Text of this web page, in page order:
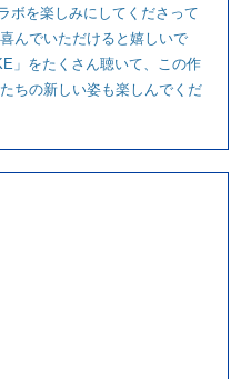
ボを楽しみにしてくださって
んでいただけると嬉しいで
」をたくさん聴いて、この作
ちの新しい姿も楽しんでくだ